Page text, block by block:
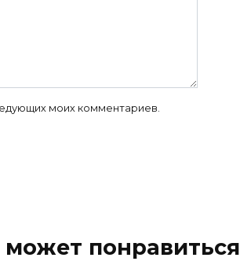
моих комментариев.
понравиться